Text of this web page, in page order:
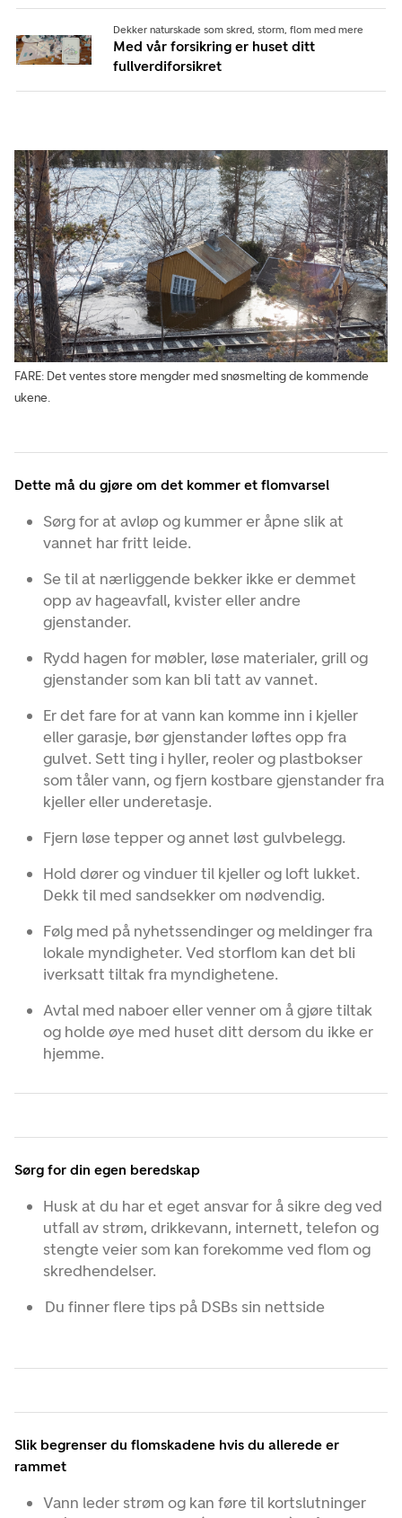
Dekker naturskade som skred, storm, flom med mere
Med vår forsikring er huset ditt
fullverdiforsikret
FARE: Det ventes store mengder med snøsmelting de kommende
ukene.
Dette må du gjøre om det kommer et flomvarsel
Sørg for at avløp og kummer er åpne slik at
vannet har fritt leide.
Se til at nærliggende bekker ikke er demmet
opp av hageavfall, kvister eller andre
gjenstander.
Rydd hagen for møbler, løse materialer, grill og
gjenstander som kan bli tatt av vannet.
Er det fare for at vann kan komme inn i kjeller
eller garasje, bør gjenstander løftes opp fra
gulvet. Sett ting i hyller, reoler og plastbokser
som tåler vann, og fjern kostbare gjenstander fra
kjeller eller underetasje.
Fjern løse tepper og annet løst gulvbelegg.
Hold dører og vinduer til kjeller og loft lukket.
Dekk til med sandsekker om nødvendig.
Følg med på nyhetssendinger og meldinger fra
lokale myndigheter. Ved storflom kan det bli
iverksatt tiltak fra myndighetene.
Avtal med naboer eller venner om å gjøre tiltak
og holde øye med huset ditt dersom du ikke er
hjemme.
Sørg for din egen beredskap
Husk at du har et eget ansvar for å sikre deg ved
utfall av strøm, drikkevann, internett, telefon og
stengte veier som kan forekomme ved flom og
skredhendelser.
Du finner flere tips på DSBs sin nettside
Slik begrenser du flomskadene hvis du allerede er
rammet
Vann leder strøm og kan føre til kortslutninger